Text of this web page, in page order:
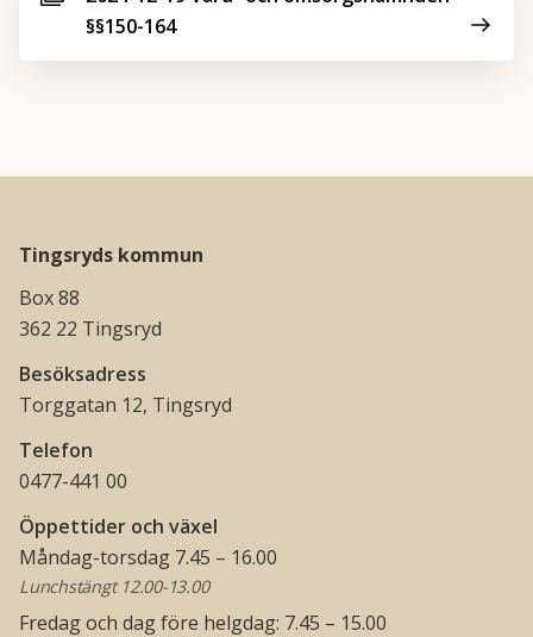
§§150-164
Tingsryds kommun
Box 88
362 22 Tingsryd
Besöksadress
Torggatan 12, Tingsryd
Telefon
0477-441 00
Öppettider och växel
Måndag-torsdag 7.45 – 16.00
Lunchstängt 12.00-13.00
Fredag och dag före helgdag: 7.45 – 15.00